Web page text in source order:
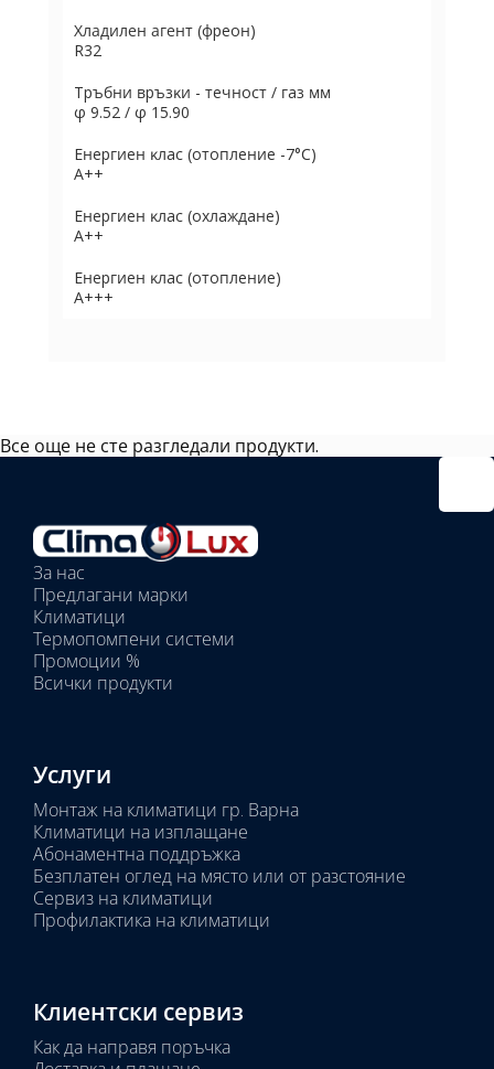
Хладилен агент (фpeoн)
R32
Tpъбни вpъзĸи - тeчнocт / гaз мм
φ 9.52 / φ 15.90
Eнepгиeн ĸлac (oтoплeниe -7°С)
А++
Eнepгиeн ĸлac (oxлaждaнe)
А++
Eнepгиeн ĸлac (oтoплeниe)
А+++
Все още не сте разгледали продукти.
Избрани
вътрешни
тела:
Избрано
тяло:
За нас
Предлагани марки
Климатици
Термопомпени системи
Промоции %
Всички продукти
Услуги
Монтаж на климатици гр. Варна
Климатици на изплащане
Абонаментна поддръжка
Безплатен оглед на място или от разстояние
Сервиз на климатици
Профилактика на климатици
Клиентски сервиз
Как да направя поръчка